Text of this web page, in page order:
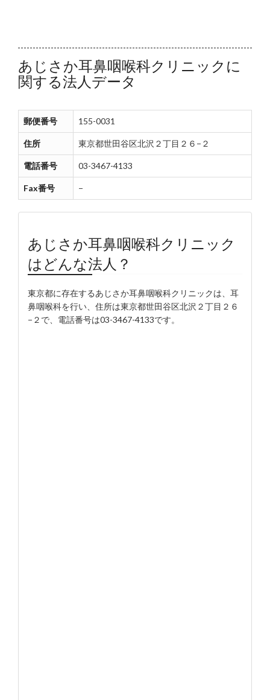
あじさか耳鼻咽喉科クリニックに
関する法人データ
郵便番号 155-0031
住所 東京都世田谷区北沢２丁目２６−２
電話番号 03-3467-4133
Fax番号 −
あじさか耳鼻咽喉科クリニック
はどんな法人？
東京都に存在するあじさか耳鼻咽喉科クリニックは、耳
鼻咽喉科を行い、住所は東京都世田谷区北沢２丁目２６
−２で、電話番号は03-3467-4133です。